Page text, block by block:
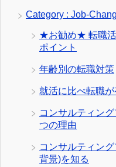
Category : Job-
★お勧め★ 転職活
ポイント
年齢別の転職対策
就活に比べ転職
コンサルティン
つの理由
コンサルティン
背景)を知る